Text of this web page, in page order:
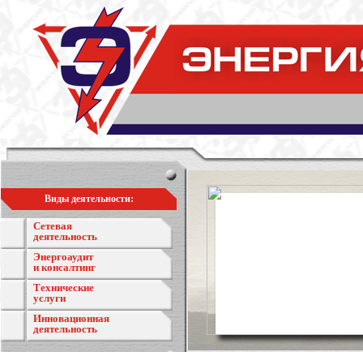
Виды деятельности:
Сетевая
деятельность
Энергоаудит
и консалтинг
Технические
услуги
Инновационная
деятельность